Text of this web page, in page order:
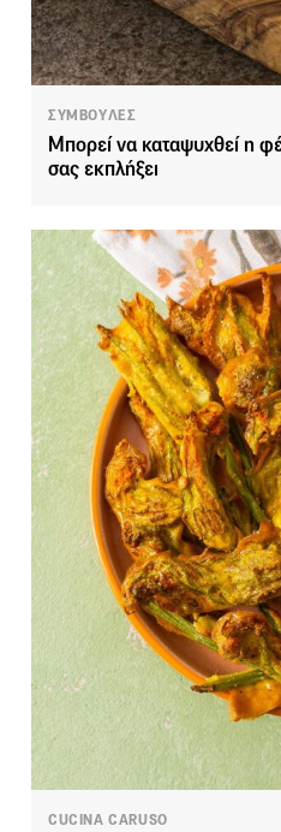
ΣΥΜΒΟΥΛΕΣ
Μπορεί να καταψυχθεί η
σας εκπλήξει
CUCINA CARUSO